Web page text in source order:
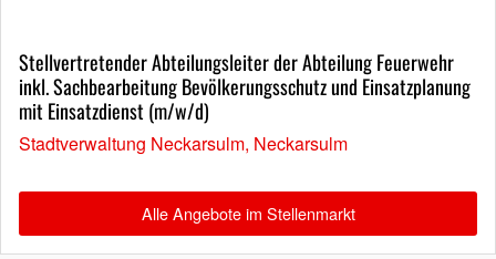
Stellvertretender Abteilungsleiter der Abteilung Feuerwehr
inkl. Sachbearbeitung Bevölkerungsschutz und Einsatzplanung
mit Einsatzdienst (m/w/d)
Stadtverwaltung Neckarsulm, Neckarsulm
Alle Angebote im Stellenmarkt